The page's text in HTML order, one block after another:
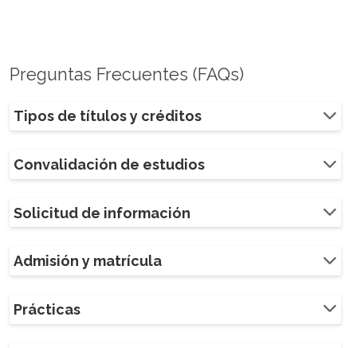
Preguntas Frecuentes (FAQs)
Tipos de títulos y créditos
Convalidación de estudios
Solicitud de información
Admisión y matrícula
Prácticas